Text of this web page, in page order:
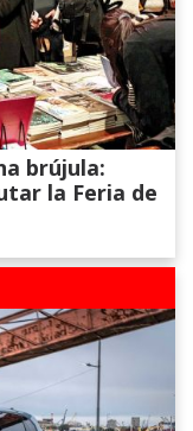
brújula:
la Feria de